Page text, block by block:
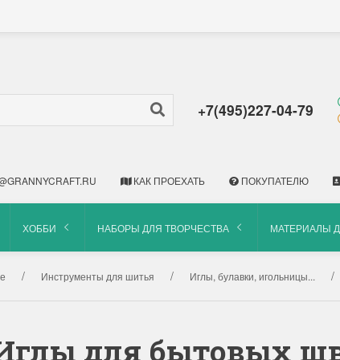
+7(495)227-04-79
КАК ПРОЕХАТЬ ПОКУПАТЕЛЮ
ХОББИ НАБОРЫ ДЛЯ ТВОРЧЕСТВА МАТЕРИАЛЫ
Инструменты для шитья Иглы, булавки, игольницы...
Иглы для бытовых